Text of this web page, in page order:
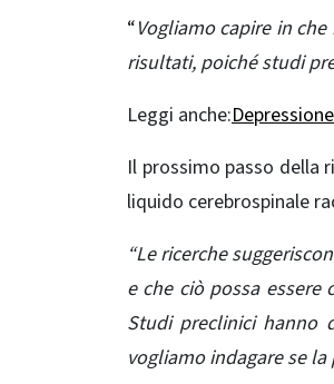
“Vogliamo capire in
risultati, poiché studi
Leggi anche:
Il prossimo passo della
liquido cerebrospinale
“Le ricerche
e che ciò possa
Studi preclinici hanno
vogliamo indagare sela